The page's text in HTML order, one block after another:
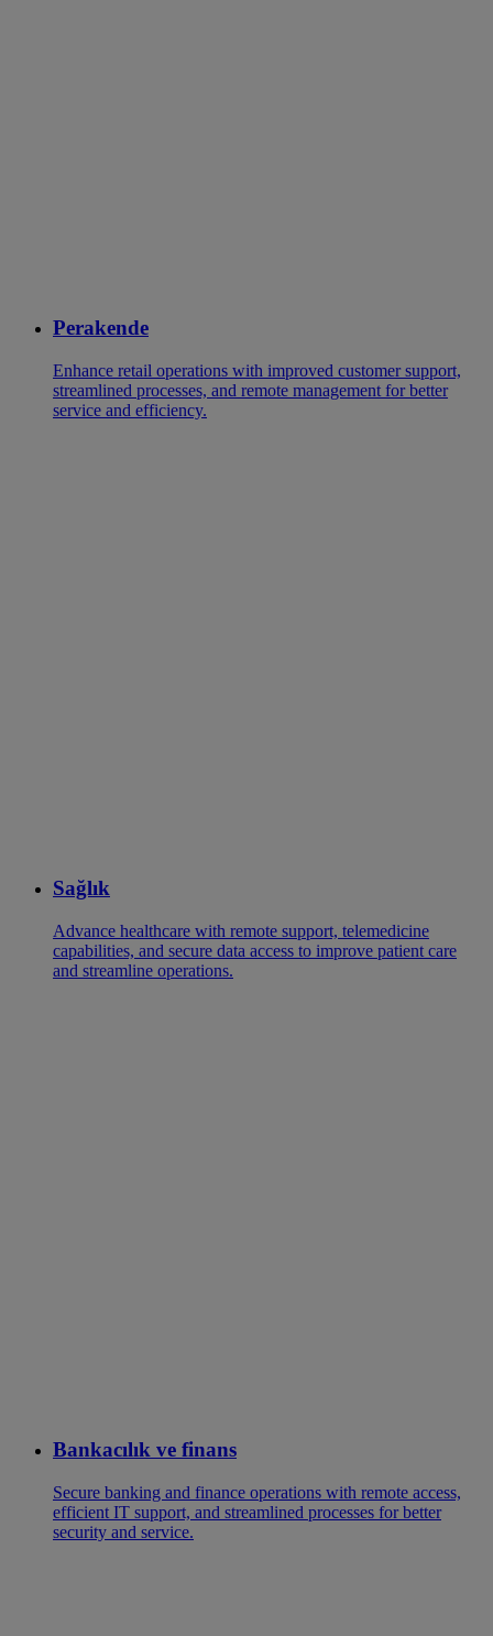
Perakende
Enhance retail operations with improved customer support,
streamlined processes, and remote management for better
service and efficiency.
Sağlık
Advance healthcare with remote support, telemedicine
capabilities, and secure data access to improve patient care
and streamline operations.
Bankacılık ve finans
Secure banking and finance operations with remote access,
efficient IT support, and streamlined processes for better
security and service.